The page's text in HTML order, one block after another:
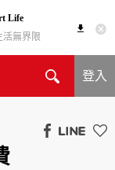
Life
活無界限
登入